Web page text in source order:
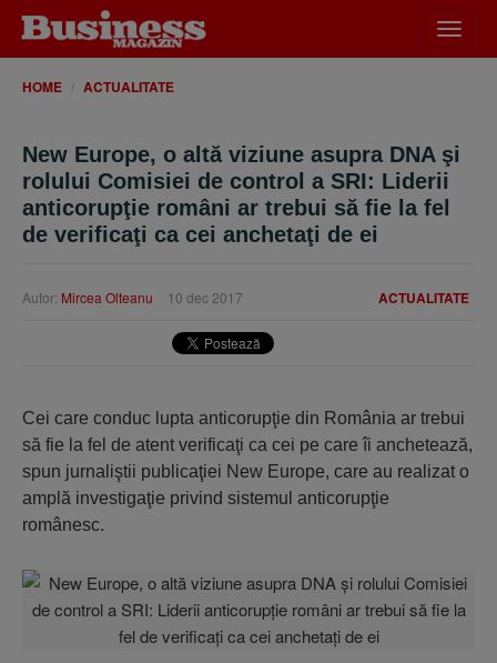
meniu
HOME ACTUALITATE
New Europe, o altă viziune asupra DNA şi
rolului Comisiei de control a SRI: Liderii
anticorupţie români ar trebui să fie la fel
de verificaţi ca cei anchetaţi de ei
ACTUALITATE
Autor: Mircea Olteanu 10 dec 2017
Cei care conduc lupta anticorupţie din România ar trebui
să fie la fel de atent verificaţi ca cei pe care îi anchetează,
spun jurnaliştii publicaţiei New Europe, care au realizat o
amplă investigaţie privind sistemul anticorupţie
românesc.